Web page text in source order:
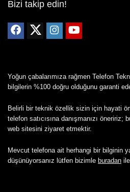
Bizi takip edin!
Yoğun çabalarımıza rağmen Telefon
bilgilerin %100 doğru olduğunu garanti
Belirli bir teknik özellik sizin için hayati
telefon satıcısına danışmanızı
web sitesini ziyaret etmektir.
Mevcut telefona ait herhangi bir bilginin
düşünüyorsanız lütfen bizimle buradan